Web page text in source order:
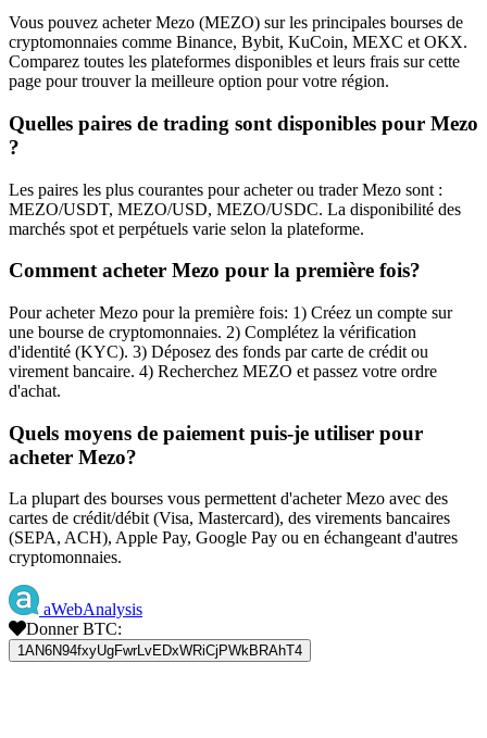
Vous pouvez acheter Mezo (MEZO) sur les principales bourses de
cryptomonnaies comme Binance, Bybit, KuCoin, MEXC et OKX.
Comparez toutes les plateformes disponibles et leurs frais sur cette
page pour trouver la meilleure option pour votre région.
Quelles paires de trading sont disponibles pour Mezo
?
Les paires les plus courantes pour acheter ou trader Mezo sont :
MEZO/USDT, MEZO/USD, MEZO/USDC. La disponibilité des
marchés spot et perpétuels varie selon la plateforme.
Comment acheter Mezo pour la première fois?
Pour acheter Mezo pour la première fois: 1) Créez un compte sur
une bourse de cryptomonnaies. 2) Complétez la vérification
d'identité (KYC). 3) Déposez des fonds par carte de crédit ou
virement bancaire. 4) Recherchez MEZO et passez votre ordre
d'achat.
Quels moyens de paiement puis-je utiliser pour
acheter Mezo?
La plupart des bourses vous permettent d'acheter Mezo avec des
cartes de crédit/débit (Visa, Mastercard), des virements bancaires
(SEPA, ACH), Apple Pay, Google Pay ou en échangeant d'autres
cryptomonnaies.
aWebAnalysis
Donner BTC:
1AN6N94fxyUgFwrLvEDxWRiCjPWkBRAhT4